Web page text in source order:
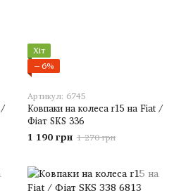
/
Хіт
−6%
Артикул: 6745
Ковпаки на колеса r15 на Fiat /
Фіат SKS 336
1 190 грн 1 270 грн